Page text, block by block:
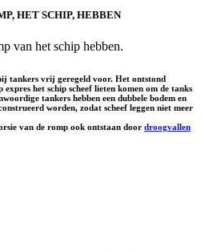
HET SCHIP, HEBBEN
van het schip hebben.
tankers vrij geregeld voor. Het ontstond
het schip scheef lieten komen om de tanks
tankers hebben een dubbele bodem en
worden, zodat scheef leggen niet meer
van de romp ook ontstaan door droogvallen